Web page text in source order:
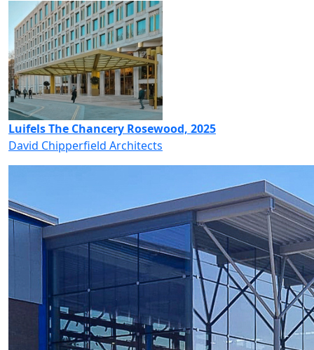
Luifels The Chancery Rosewood, 2025
David Chipperfield Architects